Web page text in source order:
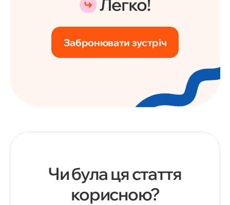
Забронювати зустріч
Чи була ця стаття
корисною?